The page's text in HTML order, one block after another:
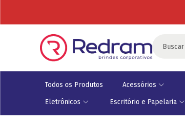
Todos os Produtos Acessórios
Eletrônicos Escritório e Papelaria